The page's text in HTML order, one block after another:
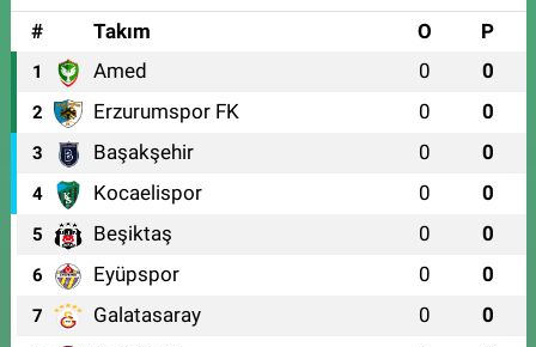
#
Takım O P
1 Amed 0 0
2 Erzurumspor FK 0 0
3 Başakşehir 0 0
4 Kocaelispor 0 0
5 Beşiktaş 0 0
6 Eyüpspor 0 0
7 Galatasaray 0 0